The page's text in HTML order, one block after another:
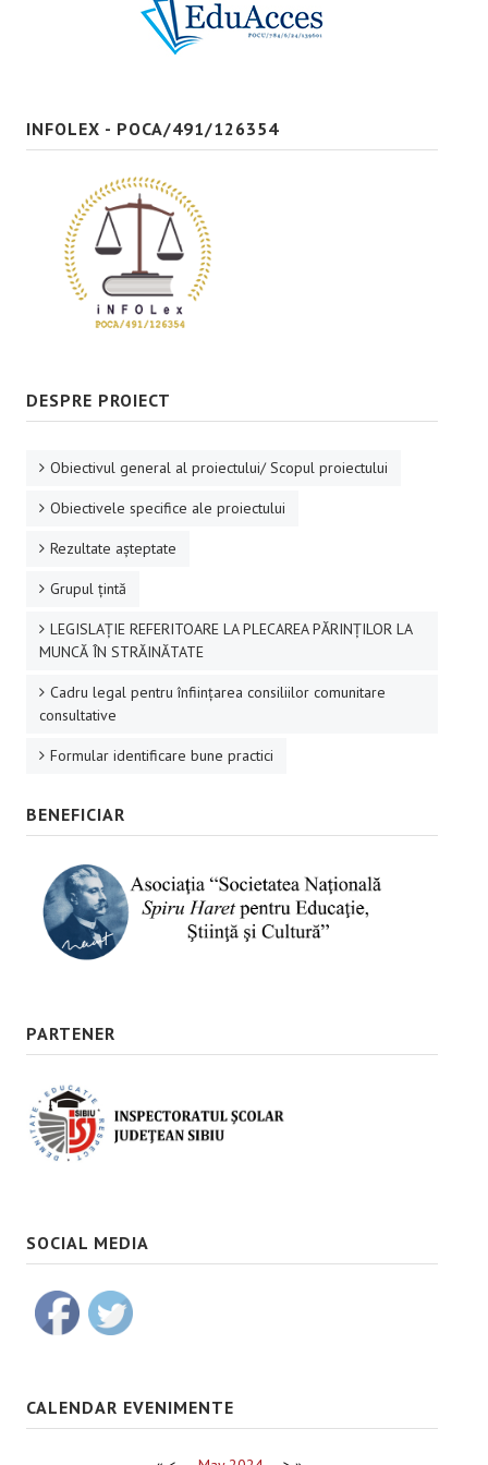
INFOLEX - POCA/491/126354
DESPRE PROIECT
Obiectivul general al proiectului/ Scopul proiectului
Obiectivele specifice ale proiectului
Rezultate aşteptate
Grupul ţintă
LEGISLAȚIE REFERITOARE LA PLECAREA PĂRINȚILOR LA
MUNCĂ ÎN STRĂINĂTATE
Cadru legal pentru înființarea consiliilor comunitare
consultative
Formular identificare bune practici
BENEFICIAR
PARTENER
SOCIAL MEDIA
CALENDAR EVENIMENTE